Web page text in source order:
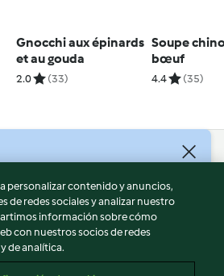
Gnocchi aux épinards
et au gouda
2.0 (33)
Soupe
bœuf
4.4 (35)
personalizar contenido y anuncios,
de redes sociales y analizar nuestro
información sobre cómo
con nuestros socios de redes
de analítica.